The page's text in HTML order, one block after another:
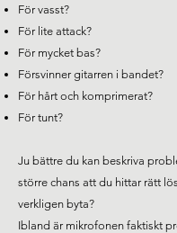
För vasst?
För lite attack?
För mycket bas?
Försvinner gitarren i bandet?
För hårt och komprimerat?
För tunt?
Ju bättre du kan beskriva
större chans att du hittar rätt
verkligen byta?
Ibland är mikrofonen faktiskt